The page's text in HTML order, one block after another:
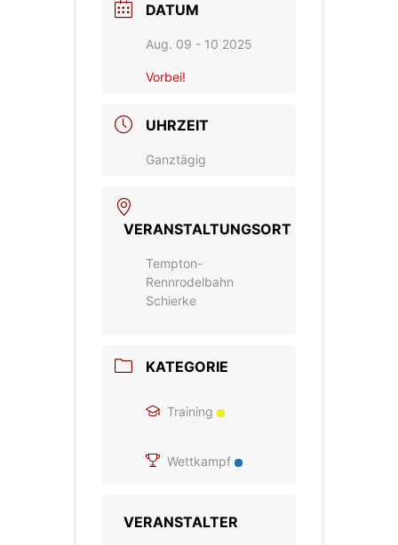
DATUM
Aug. 09 - 10 2025
Vorbei!
UHRZEIT
Ganztägig
VERANSTALTUNGSORT
Tempton-
Rennrodelbahn
Schierke
KATEGORIE
Training
Wettkampf
VERANSTALTER